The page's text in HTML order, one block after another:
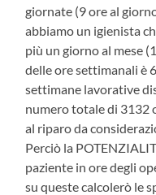
giornate (9 ore al
abbiamo un igienista
più un giorno al mese
delle ore settimanali è
settimane lavorative
numero totale di 3132
al riparo da
Perciò la
paziente in ore degli
su queste calcolerò le